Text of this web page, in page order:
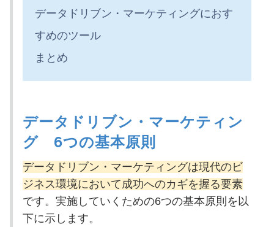
データドリブン・マーケティングにおす
すめのツール
まとめ
データドリブン・マーケティン
グ 6つの基本原則
データドリブン・マーケティングは現代のビ
ジネス環境において成功へのカギを握る要素
です。実施していくための6つの基本原則を以
下に示します。